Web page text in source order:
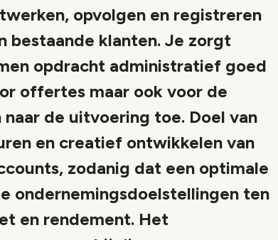
opvolgen en registreren
klanten. Je zorgt
opdracht administratief goed
offertes maar ook voor de
de uitvoering toe. Doel van
en creatief ontwikkelen van
zodanig dat een optimale
ondernemingsdoelstellingen ten
en rendement. Het